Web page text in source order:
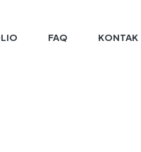
FAQ KONTAK